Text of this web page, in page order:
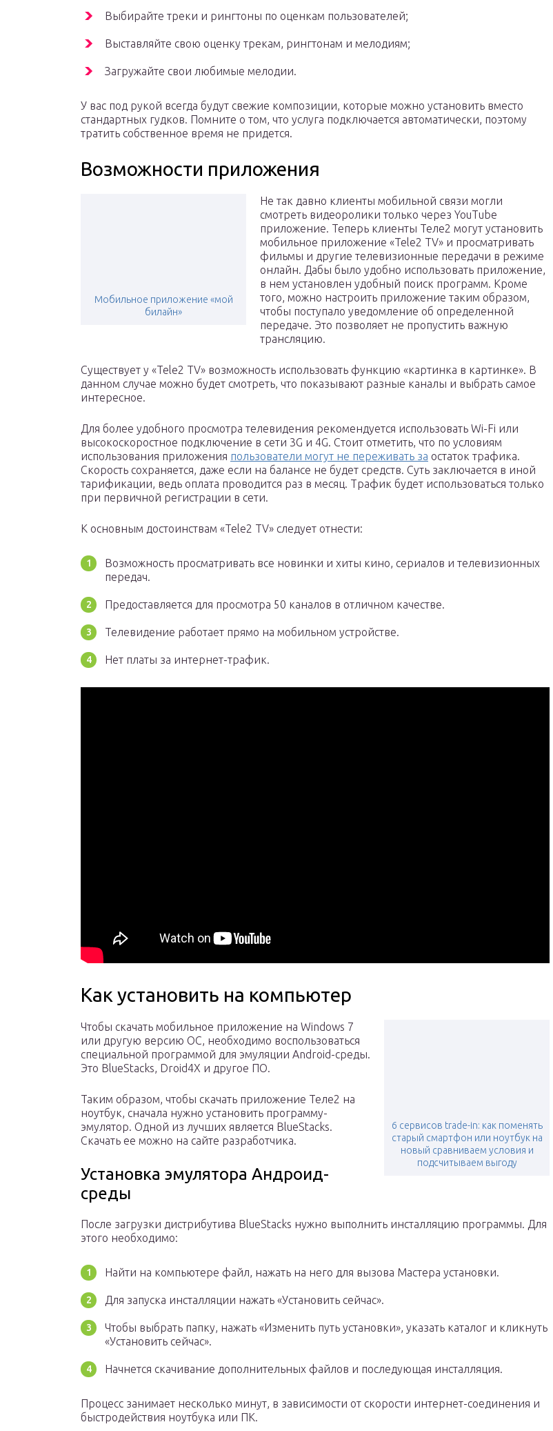
Выбирайте треки и рингтоны по оценкам пользователей;
Выставляйте свою оценку трекам, рингтонам и мелодиям;
Загружайте свои любимые мелодии.
У вас под рукой всегда будут свежие композиции, которые можно установить вместо
стандартных гудков. Помните о том, что услуга подключается автоматически, поэтому
тратить собственное время не придется.
Возможности приложения
Мобильное приложение «мой
билайн»
Не так давно клиенты мобильной связи могли
смотреть видеоролики только через YouTube
приложение. Теперь клиенты Теле2 могут установить
мобильное приложение «Tele2 TV» и просматривать
фильмы и другие телевизионные передачи в режиме
онлайн. Дабы было удобно использовать приложение,
в нем установлен удобный поиск программ. Кроме
того, можно настроить приложение таким образом,
чтобы поступало уведомление об определенной
передаче. Это позволяет не пропустить важную
трансляцию.
Существует у «Tele2 TV» возможность использовать функцию «картинка в картинке». В
данном случае можно будет смотреть, что показывают разные каналы и выбрать самое
интересное.
Для более удобного просмотра телевидения рекомендуется использовать Wi-Fi или
высокоскоростное подключение в сети 3G и 4G. Стоит отметить, что по условиям
использования приложения пользователи могут не переживать за остаток трафика.
Скорость сохраняется, даже если на балансе не будет средств. Суть заключается в иной
тарификации, ведь оплата проводится раз в месяц. Трафик будет использоваться только
при первичной регистрации в сети.
К основным достоинствам «Tele2 TV» следует отнести:
Возможность просматривать все новинки и хиты кино, сериалов и телевизионных
передач.
Предоставляется для просмотра 50 каналов в отличном качестве.
Телевидение работает прямо на мобильном устройстве.
Нет платы за интернет-трафик.
Как установить на компьютер
6 сервисов trade-in: как поменять
старый смартфон или ноутбук на
новый сравниваем условия и
подсчитываем выгоду
Чтобы скачать мобильное приложение на Windows 7
или другую версию ОС, необходимо воспользоваться
специальной программой для эмуляции Android-среды.
Это BlueStacks, Droid4X и другое ПО.
Таким образом, чтобы скачать приложение Теле2 на
ноутбук, сначала нужно установить программу-
эмулятор. Одной из лучших является BlueStacks.
Скачать ее можно на сайте разработчика.
Установка эмулятора Андроид-
среды
После загрузки дистрибутива BlueStacks нужно выполнить инсталляцию программы. Для
этого необходимо:
Найти на компьютере файл, нажать на него для вызова Мастера установки.
Для запуска инсталляции нажать «Установить сейчас».
Чтобы выбрать папку, нажать «Изменить путь установки», указать каталог и кликнуть
«Установить сейчас».
Начнется скачивание дополнительных файлов и последующая инсталляция.
Процесс занимает несколько минут, в зависимости от скорости интернет-соединения и
быстродействия ноутбука или ПК.